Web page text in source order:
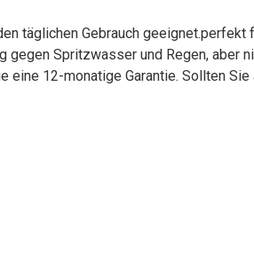
täglichen Gebrauch
Spritzwasser und Regen, aber
eine 12-monatige Garantie. Sollten